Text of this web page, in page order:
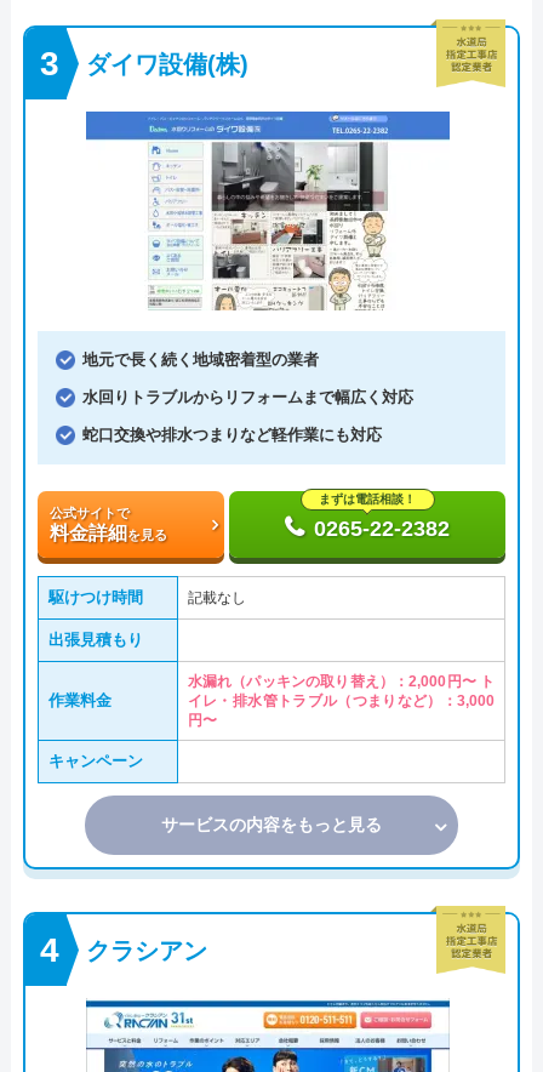
ダイワ設備(株)
地元で長く続く地域密着型の業者
水回りトラブルからリフォームまで幅広く対応
蛇口交換や排水つまりなど軽作業にも対応
公式サイトで
料金詳細を見る
まずは電話相談！
0265-22-2382
駆けつけ時間 記載なし
出張見積もり
作業料金
水漏れ（パッキンの取り替え）：2,000円〜 ト
イレ・排水管トラブル（つまりなど）：3,000
円〜
キャンペーン
サービスの内容をもっと見る
クラシアン